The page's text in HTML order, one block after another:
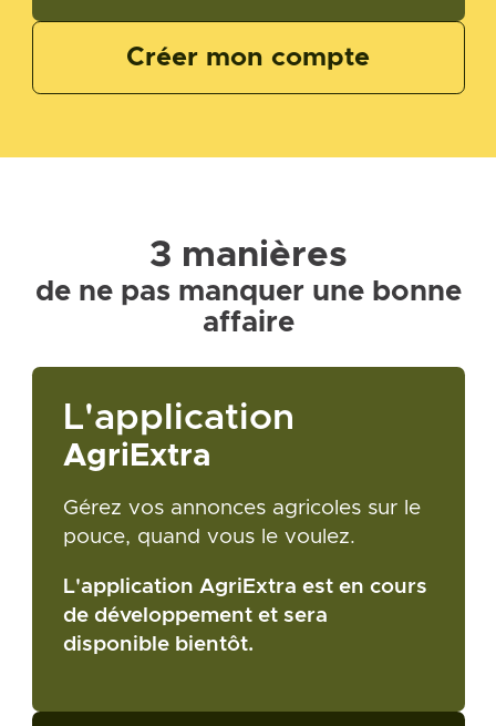
Créer mon compte
3 manières
de ne pas manquer une bonne
affaire
L'application
AgriExtra
Gérez vos annonces agricoles sur le
pouce, quand vous le voulez.
L'application AgriExtra est en cours
de développement et sera
disponible bientôt.